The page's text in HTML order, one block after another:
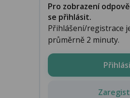
Pro zobrazení
se přihlásit.
Přihlášení/registrace
průměrně 2 minuty.